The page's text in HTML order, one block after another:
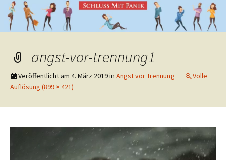
angst-vor-trennung1
Veröffentlicht am 4. März 2019in Angst vor Trennung
Volle
Auflösung (899 × 421)